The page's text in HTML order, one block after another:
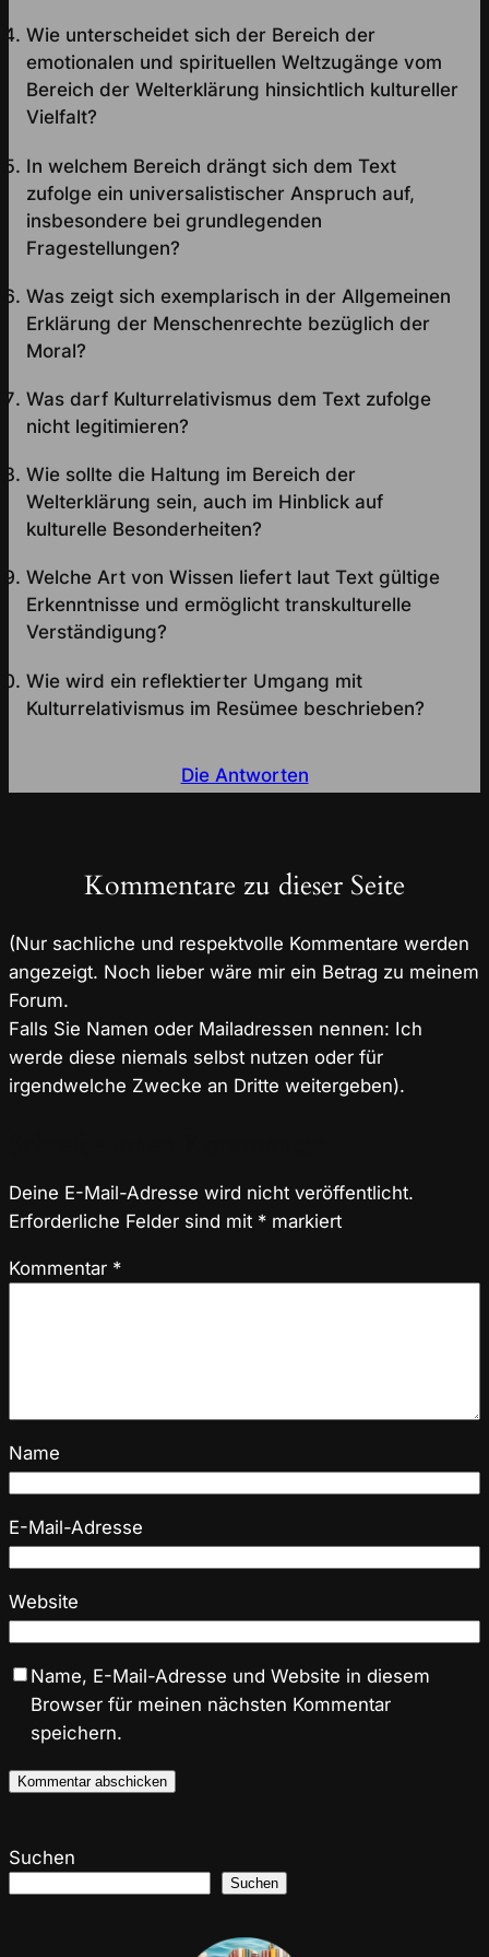
Wie unterscheidet sich der Bereich der
emotionalen und spirituellen Weltzugänge vom
Bereich der Welterklärung hinsichtlich kultureller
Vielfalt?
In welchem Bereich drängt sich dem Text
zufolge ein universalistischer Anspruch auf,
insbesondere bei grundlegenden
Fragestellungen?
Was zeigt sich exemplarisch in der Allgemeinen
Erklärung der Menschenrechte bezüglich der
Moral?
Was darf Kulturrelativismus dem Text zufolge
nicht legitimieren?
Wie sollte die Haltung im Bereich der
Welterklärung sein, auch im Hinblick auf
kulturelle Besonderheiten?
Welche Art von Wissen liefert laut Text gültige
Erkenntnisse und ermöglicht transkulturelle
Verständigung?
Wie wird ein reflektierter Umgang mit
Kulturrelativismus im Resümee beschrieben?
Die Antworten
Kommentare zu dieser Seite
(Nur sachliche und respektvolle Kommentare werden
angezeigt. Noch lieber wäre mir ein Betrag zu meinem
Forum.
Falls Sie Namen oder Mailadressen nennen: Ich
werde diese niemals selbst nutzen oder für
irgendwelche Zwecke an Dritte weitergeben).
Deine E-Mail-Adresse wird nicht veröffentlicht.
Erforderliche Felder sind mit * markiert
Kommentar *
Name
E-Mail-Adresse
Website
Name, E-Mail-Adresse und Website in diesem
Browser für meinen nächsten Kommentar
speichern.
Suchen
Suchen